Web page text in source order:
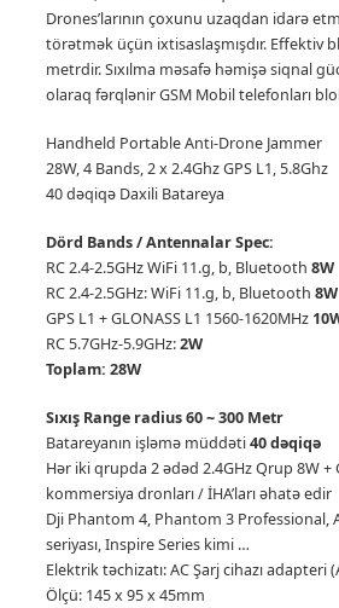
Drones’larının çoxunu uzaqdan idarə
törətmək üçün ixtisaslaşmışdır. Effektiv
metrdir.Sıxılma məsafə həmişə siqnal
olaraq fərqlənir GSM Mobil telefonları
Handheld Portable Anti-Drone Jammer
28W, 4 Bands, 2 x 2.4Ghz GPS L1, 5.8Ghz
40 dəqiqə Daxili Batareya
Dörd Bands / Antennalar Spec:
RC 2.4-2.5GHz WiFi 11.g, b, Bluetooth 8W
RC 2.4-2.5GHz: WiFi 11.g, b, Bluetooth 8W
GPS L1 + GLONASS L1 1560-1620MHz
RC 5.7GHz-5.9GHz:2W
Toplam: 28W
Sıxış Range radius 60 ~ 300 Metr
Batareyanın işləmə müddəti40 dəqiqə
Hər iki qrupda 2 ədəd 2.4GHz Qrup 8W +
kommersiya dronları / İHA’ları əhatə edir
Dji Phantom 4, Phantom 3 Professional,
seriyası, Inspire Series kimi …
Elektrik təchizatı: AC Şarj cihazı adapteri
Ölçü: 145 x 95 x 45mm